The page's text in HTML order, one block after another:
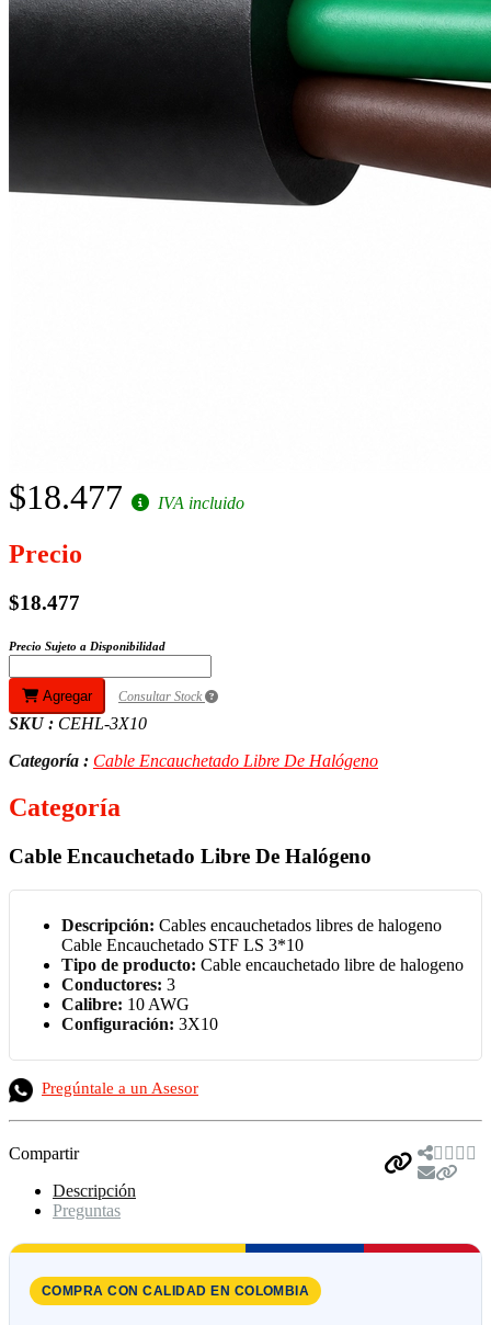
$18.477 IVA incluido
Precio
$18.477
Precio Sujeto a Disponibilidad
Agregar Consultar Stock
SKU : CEHL-3X10
Categoría : Cable Encauchetado Libre De Halógeno
Categoría
Cable Encauchetado Libre De Halógeno
Descripción: Cables encauchetados libres de halogeno
Cable Encauchetado STF LS 3*10
Tipo de producto: Cable encauchetado libre de halogeno
Conductores: 3
Calibre: 10 AWG
Configuración: 3X10
Pregúntale a un Asesor
Compartir
Descripción
Preguntas
COMPRA CON CALIDAD EN COLOMBIA